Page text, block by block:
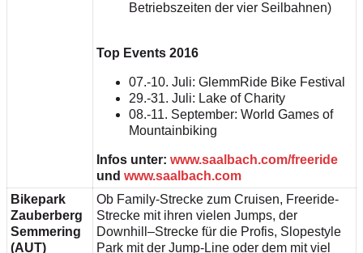
Betriebszeiten der vier Seilbahnen)
Top Events 2016
07.-10. Juli: GlemmRide Bike Festival
29.-31. Juli: Lake of Charity
08.-11. September: World Games of
Mountainbiking
Infos unter: www.saalbach.com/freeride
und www.saalbach.com
Bikepark
Zauberberg
Semmering
(AUT)
Ob Family-Strecke zum Cruisen, Freeride-
Strecke mit ihren vielen Jumps, der
Downhill–Strecke für die Profis, Slopestyle
Park mit der Jump-Line oder dem mit viel